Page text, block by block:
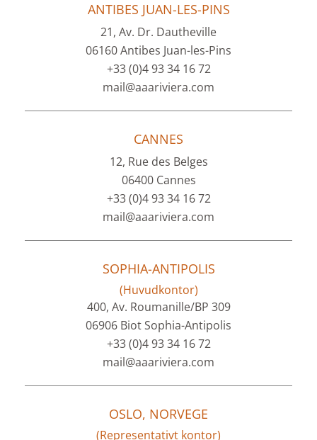
ANTIBES JUAN-LES-PINS
21, Av. Dr. Dautheville
06160 Antibes Juan-les-Pins
+33 (0)4 93 34 16 72
mail@aaariviera.com
CANNES
12, Rue des Belges
06400 Cannes
+33 (0)4 93 34 16 72
mail@aaariviera.com
SOPHIA-ANTIPOLIS
(Huvudkontor)
400, Av. Roumanille/BP 309
06906 Biot Sophia-Antipolis
+33 (0)4 93 34 16 72
mail@aaariviera.com
OSLO, NORVEGE
(Representativt kontor)